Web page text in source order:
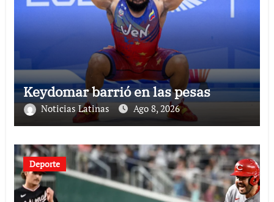
Keydomar barrió en las pesas
Noticias Latinas Ago 8, 2026
Deporte